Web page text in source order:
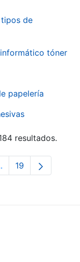
de
tóner
papelería
resultados.
Use pestaña para
intermedias
Páxina
19